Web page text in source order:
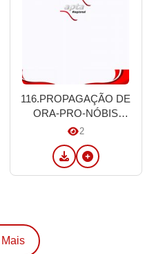
116.PROPAGAÇÃO DE
ORA-PRO-NÓBIS
(Pereskia aculeata Mill.)
EM ECOPOTES
BIODEGRADÁVEIS:
UMA ABORDAGEM
2